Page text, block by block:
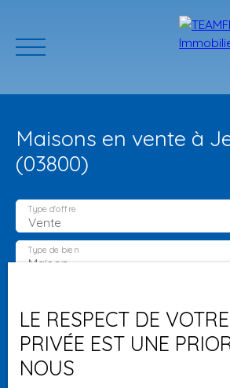
ACCUEIL
Estimation
Maisons en vente à
(03800)
Vente
Type d'offre
Maison
Type de bien
Budget max (€)
Surface min (m²)
LE RESPECT DE
PRIVÉE EST UNE
NOUS